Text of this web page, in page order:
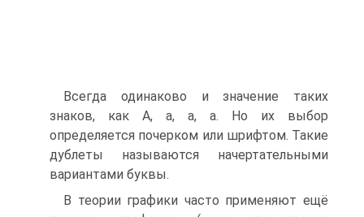
Всегда одинаково и значение таких
знаков, как А, а, а, а. Но их выбор
определяется почерком или шрифтом. Такие
дублеты называются начертательными
вариантами буквы.
В теории графики часто применяют ещё